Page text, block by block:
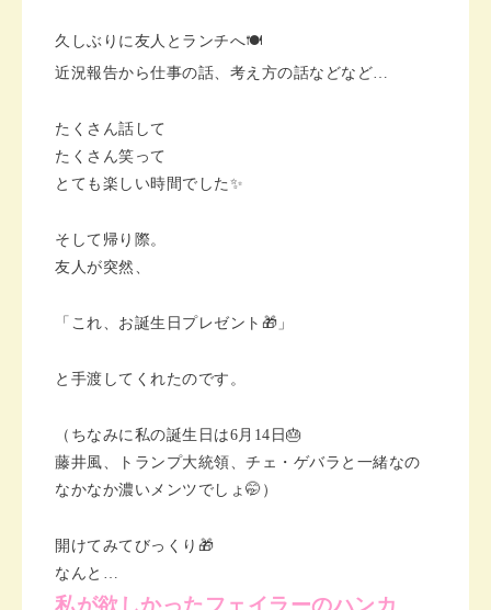
久しぶりに友人とランチへ🍽️
近況報告から仕事の話、考え方の話などなど…
たくさん話して
たくさん笑って
とても楽しい時間でした✨
そして帰り際。
友人が突然、
「これ、お誕生日プレゼント🎁」
と手渡してくれたのです。
（ちなみに私の誕生日は6月14日🎂
藤井風、トランプ大統領、チェ・ゲバラと一緒なの
なかなか濃いメンツでしょ🤭）
開けてみてびっくり🎁
なんと…
私が欲しかったフェイラーのハンカ